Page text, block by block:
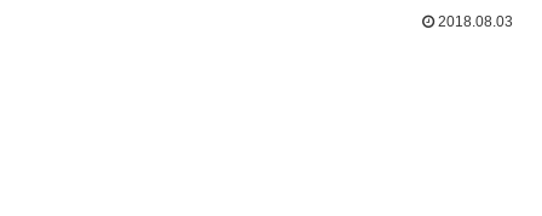
2018.08.03